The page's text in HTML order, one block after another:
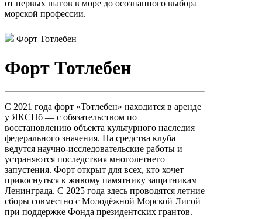
от первых шагов в море до осознанного выбора
морской профессии.
Форт Тотлебен
Форт Тотлебен
С 2021 года форт «Тотлебен» находится в аренде
у ЯКСПб — с обязательством по
восстановлению объекта культурного наследия
федерального значения. На средства клуба
ведутся научно-исследовательские работы и
устраняются последствия многолетнего
запустения. Форт открыт для всех, кто хочет
прикоснуться к живому памятнику защитникам
Ленинграда. С 2025 года здесь проводятся летние
сборы совместно с Молодёжной Морской Лигой
при поддержке Фонда президентских грантов.